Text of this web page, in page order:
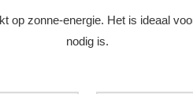
zonne-energie. Het is ideaal
nodig is.